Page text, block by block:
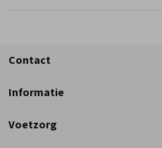
Contact
Telefoon
Informatie
Voetzorg